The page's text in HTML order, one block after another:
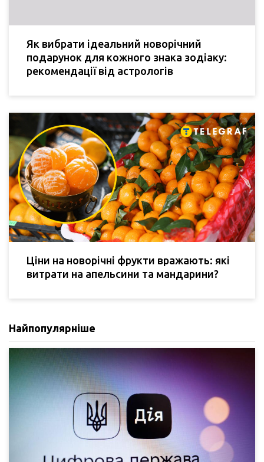
Як вибрати ідеальний новорічний
подарунок для кожного знака зодіаку:
рекомендації від астрологів
Ціни на новорічні фрукти вражають: які
витрати на апельсини та мандарини?
Найпопулярніше